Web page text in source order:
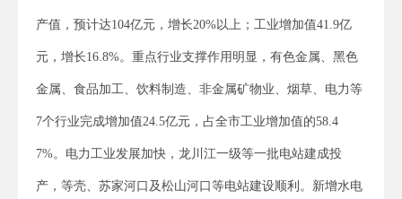
产值，预计达104亿元，增长20%以上；工业增加值41.9亿
元，增长16.8%。重点行业支撑作用明显，有色金属、黑色
金属、食品加工、饮料制造、非金属矿物业、烟草、电力等
7个行业完成增加值24.5亿元，占全市工业增加值的58.4
7%。电力工业发展加快，龙川江一级等一批电站建成投
产，等壳、苏家河口及松山河口等电站建设顺利。新增水电